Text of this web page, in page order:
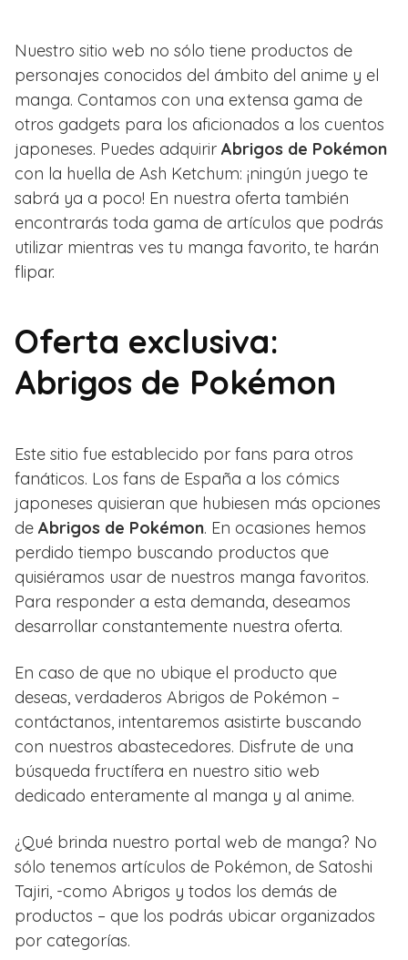
Nuestro sitio web no sólo tiene productos de
personajes conocidos del ámbito del anime y el
manga. Contamos con una extensa gama de
otros gadgets para los aficionados a los cuentos
japoneses. Puedes adquirir Abrigos de Pokémon
con la huella de Ash Ketchum: ¡ningún juego te
sabrá ya a poco! En nuestra oferta también
encontrarás toda gama de artículos que podrás
utilizar mientras ves tu manga favorito, te harán
flipar.
Oferta exclusiva:
Abrigos de Pokémon
Este sitio fue establecido por fans para otros
fanáticos. Los fans de España a los cómics
japoneses quisieran que hubiesen más opciones
de Abrigos de Pokémon. En ocasiones hemos
perdido tiempo buscando productos que
quisiéramos usar de nuestros manga favoritos.
Para responder a esta demanda, deseamos
desarrollar constantemente nuestra oferta.
En caso de que no ubique el producto que
deseas, verdaderos Abrigos de Pokémon –
contáctanos, intentaremos asistirte buscando
con nuestros abastecedores. Disfrute de una
búsqueda fructífera en nuestro sitio web
dedicado enteramente al manga y al anime.
¿Qué brinda nuestro portal web de manga? No
sólo tenemos artículos de Pokémon, de Satoshi
Tajiri, -como Abrigos y todos los demás de
productos – que los podrás ubicar organizados
por categorías.